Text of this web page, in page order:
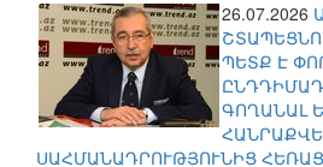
26.07.2026
ՊԵՏՔ Է
ԳՈՂԱՆԱԼ
ՍԱՀՄԱՆԱԴՐՈՒԹՅՈՒՆԻՑ